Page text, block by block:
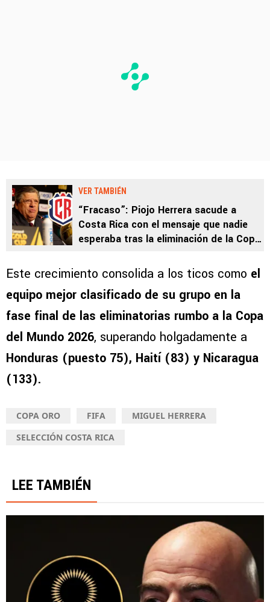
VER TAMBIÉN
“Fracaso”: Piojo Herrera sacude a
Costa Rica con el mensaje que nadie
esperaba tras la eliminación de la Copa
Este crecimiento consolida a los ticos como el
equipo mejor clasificado de su grupo en la
fase final de las eliminatorias rumbo a la Copa
del Mundo 2026, superando holgadamente a
Honduras (puesto 75), Haití (83) y Nicaragua
(133).
COPA ORO FIFA
MIGUEL HERRERA
SELECCIÓN COSTA RICA
LEE TAMBIÉN